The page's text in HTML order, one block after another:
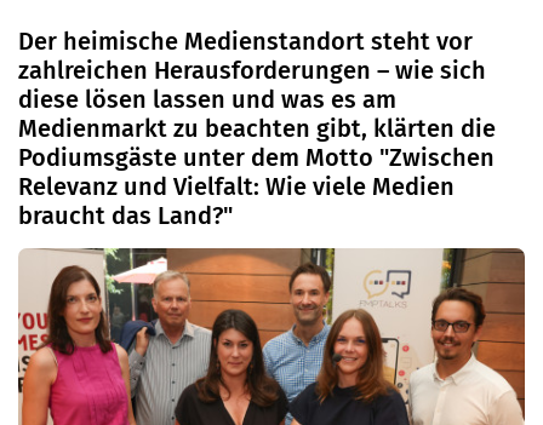
Der heimische Medienstandort steht vor
zahlreichen Herausforderungen – wie sich
diese lösen lassen und was es am
Medienmarkt zu beachten gibt, klärten die
Podiumsgäste unter dem Motto "Zwischen
Relevanz und Vielfalt: Wie viele Medien
braucht das Land?"